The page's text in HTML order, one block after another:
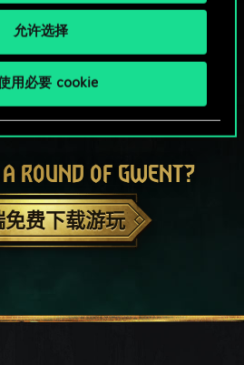
允许选择
用必要 cookie
ROUND OF GWENT?
免费下载游玩